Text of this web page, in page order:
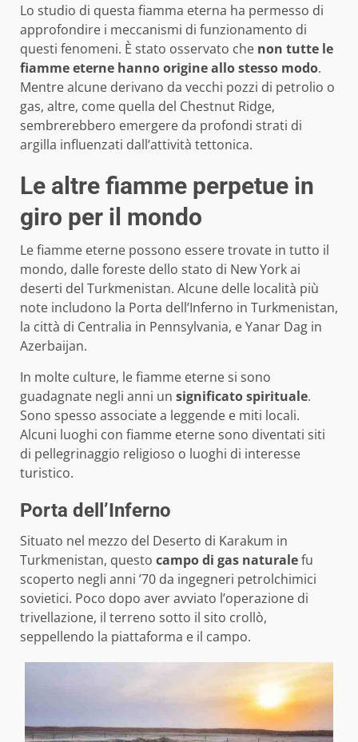
Lo studio di questa fiamma eterna ha permesso di
approfondire i meccanismi di funzionamento di
questi fenomeni. È stato osservato che non tutte le
fiamme eterne hanno origine allo stesso modo.
Mentre alcune derivano da vecchi pozzi di petrolio o
gas, altre, come quella del Chestnut Ridge,
sembrerebbero emergere da profondi strati di
argilla influenzati dall’attività tettonica.
Le altre fiamme perpetue in
giro per il mondo
Le fiamme eterne possono essere trovate in tutto il
mondo, dalle foreste dello stato di New York ai
deserti del Turkmenistan. Alcune delle località più
note includono la Porta dell’Inferno in Turkmenistan,
la città di Centralia in Pennsylvania, e Yanar Dag in
Azerbaijan.
In molte culture, le fiamme eterne si sono
guadagnate negli anni un significato spirituale.
Sono spesso associate a leggende e miti locali.
Alcuni luoghi con fiamme eterne sono diventati siti
di pellegrinaggio religioso o luoghi di interesse
turistico.
Porta dell’Inferno
Situato nel mezzo del Deserto di Karakum in
Turkmenistan, questo campo di gas naturalefu
scoperto negli anni ’70 da ingegneri petrolchimici
sovietici. Poco dopo aver avviato l’operazione di
trivellazione, il terreno sotto il sito crollò,
seppellendo la piattaforma e il campo.